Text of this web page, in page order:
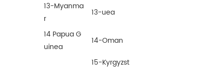
13-Myanma
r
13-uea
14 Papua G
uinea
14-Oman
15-Kyrgyzst